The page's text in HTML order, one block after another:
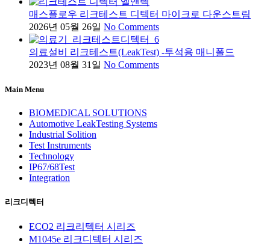
매스플로우 리크테스트 디텍터 마이크로 다운스트림
2026년 05월 26일 No Comments
의료설비 리크테스트(LeakTest) -투석용 매니폴드
2023년 08월 31일 No Comments
Main Menu
BIOMEDICAL SOLUTIONS
Automotive LeakTesting Systems
Industrial Solition
Test Instruments
Technology
IP67/68Test
Integration
리크디텍터
ECO2 리크리텍터 시리즈
M1045e 리크디텍터 시리즈